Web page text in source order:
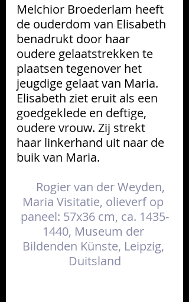
Melchior Broederlam heeft
de ouderdom van Elisabeth
benadrukt door haar
oudere gelaatstrekken te
plaatsen tegenover het
jeugdige gelaatvan Maria.
Elisabeth ziet eruit als een
goedgeklede en deftige,
oudere vrouw. Zij strekt
haar linkerhand uit naar de
buik van Maria.
Rogier van der Weyden,
Maria Visitatie, olieverf op
paneel: 57x36 cm, ca. 1435-
1440, Museum der
Bildenden Künste, Leipzig,
Duitsland